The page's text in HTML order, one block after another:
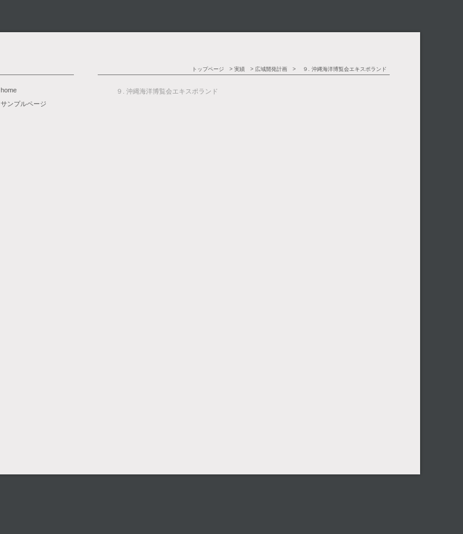
home
サンプルページ
トップページ 実績 広域開発計画 ９. 沖縄海洋博覧会エキスポランド
９. 沖縄海洋博覧会エキスポランド